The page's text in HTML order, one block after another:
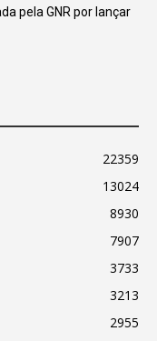
pela GNR por lançar
22359
13024
8930
7907
3733
3213
2955